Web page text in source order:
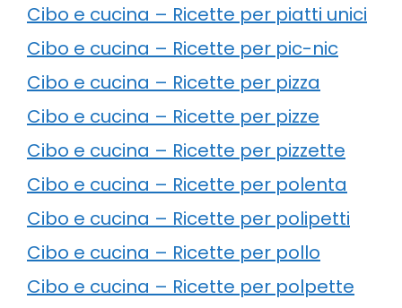
Cibo e cucina – Ricette per piatti unici
Cibo e cucina – Ricette per pic-nic
Cibo e cucina – Ricette per pizza
Cibo e cucina – Ricette per pizze
Cibo e cucina – Ricette per pizzette
Cibo e cucina – Ricette per polenta
Cibo e cucina – Ricette per polipetti
Cibo e cucina – Ricette per pollo
Cibo e cucina – Ricette per polpette